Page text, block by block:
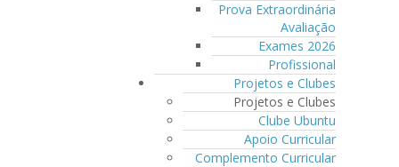
Prova Extraordinária
Avaliação
Exames 2026
Profissional
Projetos e Clubes
Projetos e Clubes
Clube Ubuntu
Apoio Curricular
Complemento Curricular